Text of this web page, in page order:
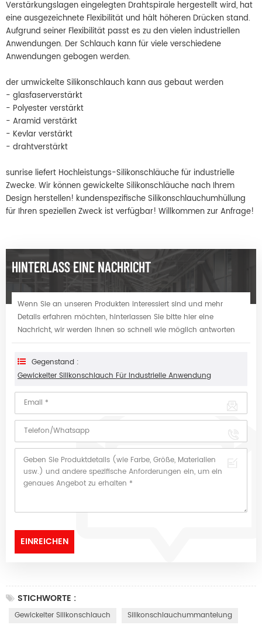
Verstärkungslagen eingelegten Drahtspirale hergestellt wird, hat
eine ausgezeichnete Flexibilität und hält höheren Drücken stand.
Aufgrund seiner Flexibilität passt es zu den vielen industriellen
Anwendungen. Der Schlauch kann für viele verschiedene
Anwendungen gebogen werden.
der umwickelte Silikonschlauch kann aus gebaut werden
- glasfaserverstärkt
- Polyester verstärkt
- Aramid verstärkt
- Kevlar verstärkt
- drahtverstärkt
sunrise liefert Hochleistungs-Silikonschläuche für industrielle
Zwecke. Wir können gewickelte Silikonschläuche nach Ihrem
Design herstellen! kundenspezifische Silikonschlauchumhüllung
für Ihren speziellen Zweck ist verfügbar! Willkommen zur Anfrage!
HINTERLASS EINE NACHRICHT
Wenn Sie an unseren Produkten interessiert sind und mehr
Details erfahren möchten, hinterlassen Sie bitte hier eine
Nachricht, wir werden Ihnen so schnell wie möglich antworten
Gegenstand :
Gewickelter Silikonschlauch Für Industrielle Anwendung
STICHWORTE :
Gewickelter Silikonschlauch Silikonschlauchummantelung